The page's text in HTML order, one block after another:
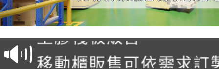
移動櫃販售可依需求訂